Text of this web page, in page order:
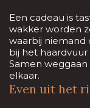
Een cadeau is
wakker worden
waarbij niemand
bij het
Samen weggaan
elkaar.
Even uit het